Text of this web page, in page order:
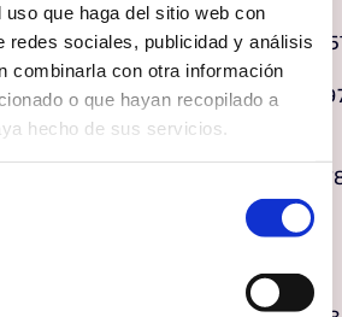
que haga del sitio web con
redes sociales, publicidad y análisis
combinarla con otra información
o que hayan recopilado a
hecho de sus servicios.
(5.804.161)
2.058.747